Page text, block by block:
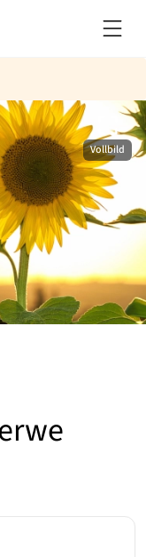
Vollbild